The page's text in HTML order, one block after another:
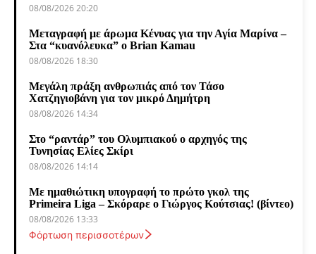
08/08/2026 20:20
Μεταγραφή με άρωμα Κένυας για την Αγία Μαρίνα –
Στα “κυανόλευκα” ο Brian Kamau
08/08/2026 18:30
Μεγάλη πράξη ανθρωπιάς από τον Τάσο
Χατζηγιοβάνη για τον μικρό Δημήτρη
08/08/2026 14:34
Στο “ραντάρ” του Ολυμπιακού ο αρχηγός της
Τυνησίας Ελίες Σκίρι
08/08/2026 14:14
Με ημαθιώτικη υπογραφή το πρώτο γκολ της
Primeira Liga – Σκόραρε ο Γιώργος Κούτσιας! (βίντεο)
08/08/2026 13:33
Φόρτωση περισσοτέρων